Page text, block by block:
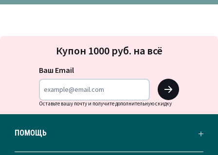
на
Купон 1000 руб. на всё
Ваш Email
OK
Оставьте вашу почту и получите дополнительную скидку
ПОМОЩЬ